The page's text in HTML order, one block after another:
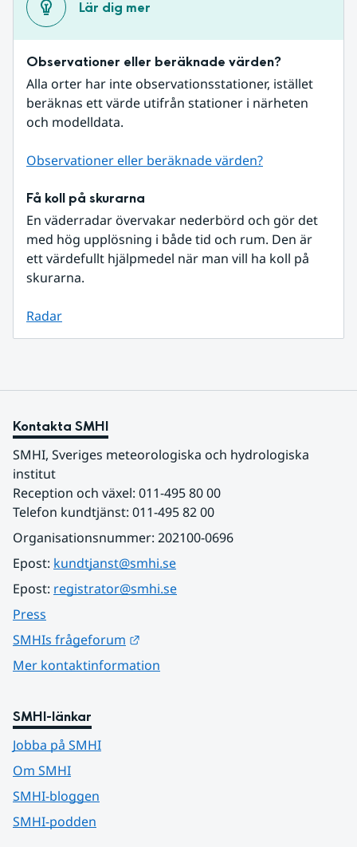
Lär dig mer
Observationer eller beräknade värden?
Alla orter har inte observationsstationer, istället
beräknas ett värde utifrån stationer i närheten
och modelldata.
Observationer eller beräknade värden?
Få koll på skurarna
En väderradar övervakar nederbörd och gör det
med hög upplösning i både tid och rum. Den är
ett värdefullt hjälpmedel när man vill ha koll på
skurarna.
Radar
Kontakta SMHI
SMHI, Sveriges meteorologiska och hydrologiska
institut
Reception och växel: 011-495 80 00
Telefon kundtjänst: 011-495 82 00
Organisationsnummer: 202100-0696
Epost: kundtjanst@smhi.se
Epost: registrator@smhi.se
Press
SMHIs frågeforum
Mer kontaktinformation
SMHI-länkar
Jobba på SMHI
Om SMHI
SMHI-bloggen
SMHI-podden